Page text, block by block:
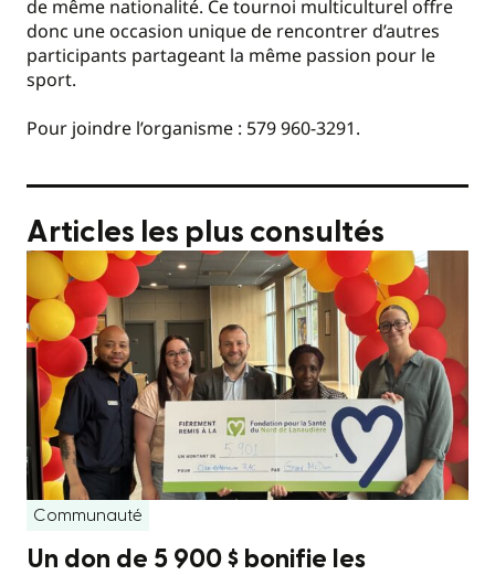
de même nationalité. Ce tournoi multiculturel offre
donc une occasion unique de rencontrer d’autres
participants partageant la même passion pour le
sport.
Pour joindre l’organisme : 579 960-3291.
Articles les plus consultés
Communauté
Un don de 5 900 $ bonifie les